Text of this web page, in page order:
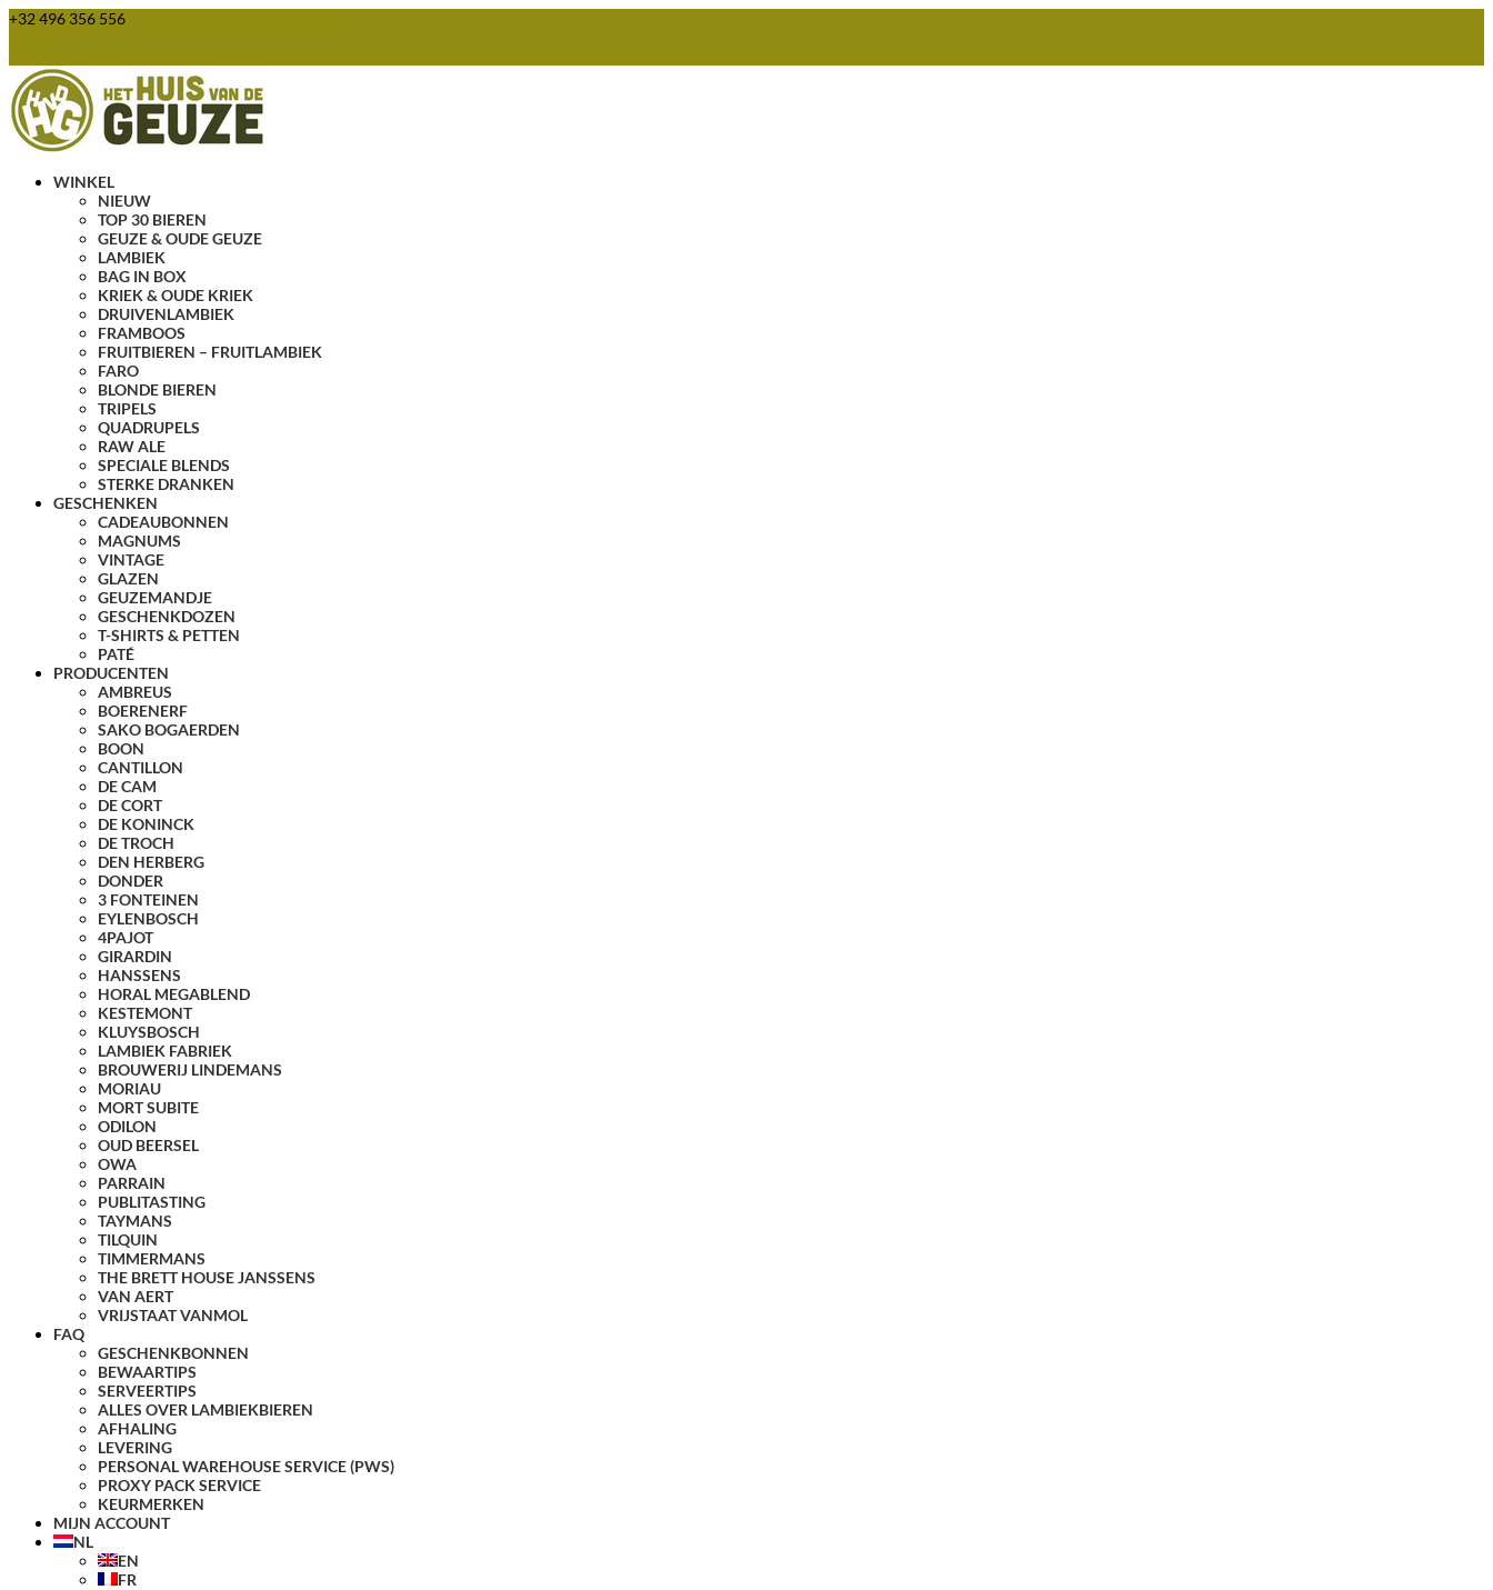
+32 496 356 556
WINKEL
NIEUW
TOP 30 BIEREN
GEUZE & OUDE GEUZE
LAMBIEK
BAG IN BOX
KRIEK & OUDE KRIEK
DRUIVENLAMBIEK
FRAMBOOS
FRUITBIEREN – FRUITLAMBIEK
FARO
BLONDE BIEREN
TRIPELS
QUADRUPELS
RAW ALE
SPECIALE BLENDS
STERKE DRANKEN
GESCHENKEN
CADEAUBONNEN
MAGNUMS
VINTAGE
GLAZEN
GEUZEMANDJE
GESCHENKDOZEN
T-SHIRTS & PETTEN
PATÉ
PRODUCENTEN
AMBREUS
BOERENERF
SAKO BOGAERDEN
BOON
CANTILLON
DE CAM
DE CORT
DE KONINCK
DE TROCH
DEN HERBERG
DONDER
3 FONTEINEN
EYLENBOSCH
4PAJOT
GIRARDIN
HANSSENS
HORAL MEGABLEND
KESTEMONT
KLUYSBOSCH
LAMBIEK FABRIEK
BROUWERIJ LINDEMANS
MORIAU
MORT SUBITE
ODILON
OUD BEERSEL
OWA
PARRAIN
PUBLITASTING
TAYMANS
TILQUIN
TIMMERMANS
THE BRETT HOUSE JANSSENS
VAN AERT
VRIJSTAAT VANMOL
FAQ
GESCHENKBONNEN
BEWAARTIPS
SERVEERTIPS
ALLES OVER LAMBIEKBIEREN
AFHALING
LEVERING
PERSONAL WAREHOUSE SERVICE (PWS)
PROXY PACK SERVICE
KEURMERKEN
MIJN ACCOUNT
NL
EN
FR